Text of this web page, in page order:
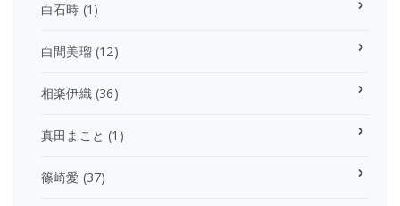
白石時 (1)
白間美瑠(12)
相楽伊織(36)
真田まこと (1)
篠崎愛 (37)